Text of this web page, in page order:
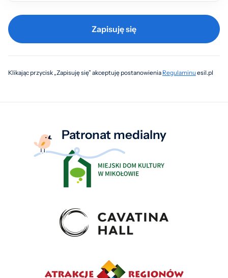
Zapisuję się
Klikając przycisk „Zapisuję się” akceptuję postanowienia Regulaminuesil.pl
Patronat medialny